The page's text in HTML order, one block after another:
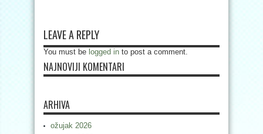
LEAVE A REPLY
You must be logged in to post a comment.
NAJNOVIJI KOMENTARI
ARHIVA
ožujak 2026